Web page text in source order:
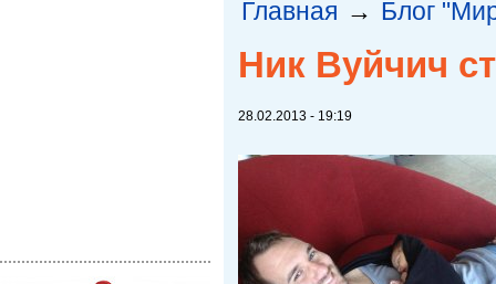
Главная → Блог
Ник Вуйчич
28.02.2013 - 19:19